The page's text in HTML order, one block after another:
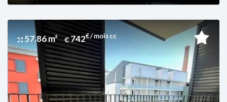
57.86 m² 742€ / mois cc